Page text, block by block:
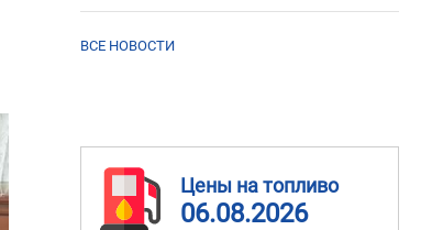
ВСЕ НОВОСТИ
Цены на топливо
06.08.2026